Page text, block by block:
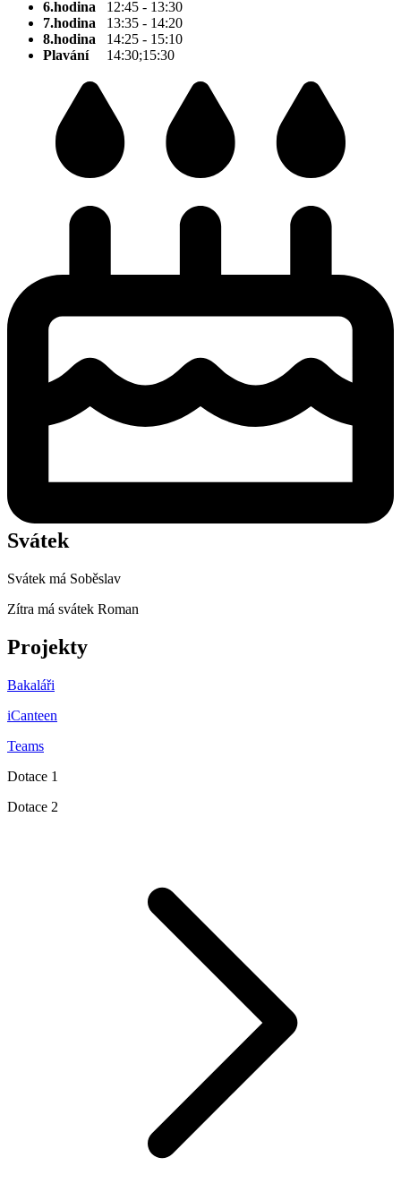
6.hodina 12:45 - 13:30
7.hodina 13:35 - 14:20
8.hodina 14:25 - 15:10
Plavání14:30;15:30
Svátek
Svátek má Soběslav
Zítra má svátek Roman
Projekty
Bakaláři
iCanteen
Teams
Dotace 1
Dotace 2